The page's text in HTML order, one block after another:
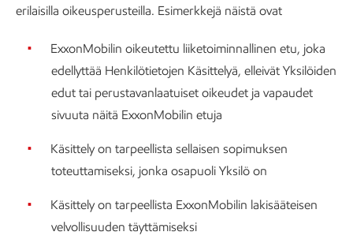
erilaisilla oikeusperusteilla. Esimerkkejä näistä ovat
ExxonMobilin oikeutettu liiketoiminnallinen etu, joka
edellyttää Henkilötietojen Käsittelyä, elleivät Yksilöiden
edut tai perustavanlaatuiset oikeudet ja vapaudet
sivuuta näitä ExxonMobilin etuja
Käsittely on tarpeellista sellaisen sopimuksen
toteuttamiseksi, jonka osapuoli Yksilö on
Käsittely on tarpeellista ExxonMobilin lakisääteisen
velvollisuuden täyttämiseksi